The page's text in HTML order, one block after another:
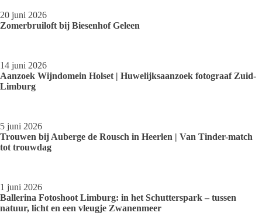
20 juni 2026
Zomerbruiloft bij Biesenhof Geleen
14 juni 2026
Aanzoek Wijndomein Holset | Huwelijksaanzoek fotograaf Zuid-
Limburg
5 juni 2026
Trouwen bij Auberge de Rousch in Heerlen | Van Tinder-match
tot trouwdag
1 juni 2026
Ballerina Fotoshoot Limburg: in het Schutterspark – tussen
natuur, licht en een vleugje Zwanenmeer